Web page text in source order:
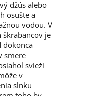
džús alebo
osušte a
vodou. V
je
dokonca
smere
svieži
v
slnku